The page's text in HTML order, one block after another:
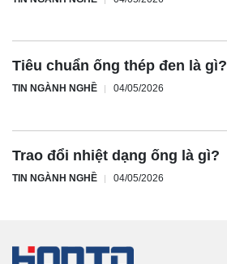
Tiêu chuẩn ống thép đen là gì?
TIN NGÀNH NGHỀ 04/05/2026
Trao đổi nhiệt dạng ống là gì?
TIN NGÀNH NGHỀ 04/05/2026